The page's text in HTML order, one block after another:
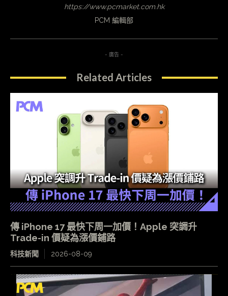
https://www.pcmarket.com.hk
PCM 編輯部
- 廣告 -
Related Articles
傳 iPhone 17 最快下周一加價！Apple 突調升
Trade-in 價疑為漲價鋪路
科技新聞 2026-08-09